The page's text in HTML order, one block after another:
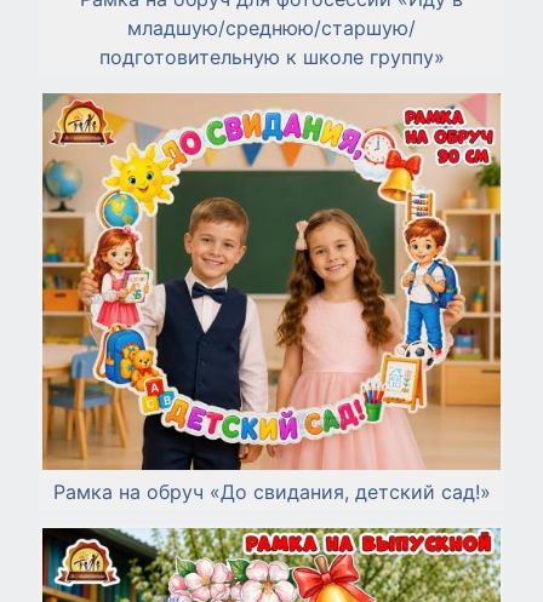
младшую/среднюю/старшую/
подготовительную к школе группу»
Рамка на обруч «До свидания, детский сад!»